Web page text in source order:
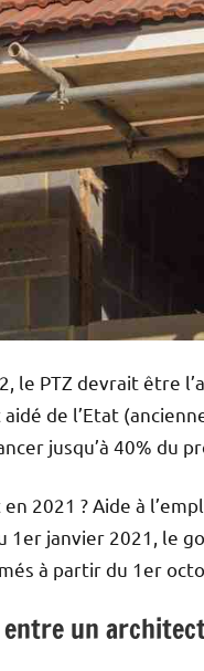
le PTZ devrait être
de l’Etat
jusqu’à 40% du
en 2021 ? Aide à
janvier 2021, le
à partir du 1er
un